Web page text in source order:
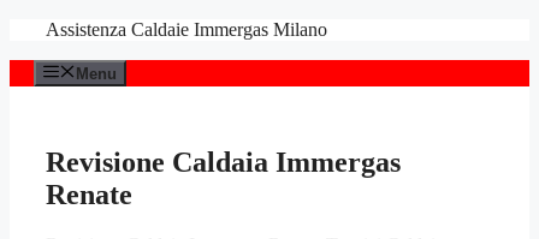
contenuto
Assistenza Caldaie Immergas Milano
Menu
Revisione Caldaia Immergas
Renate